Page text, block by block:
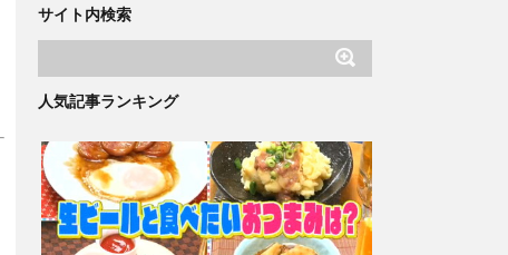
サイト内検索
人気記事ランキング